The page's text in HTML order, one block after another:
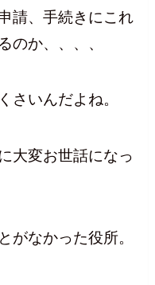
請、手続きにこれ
のか、、、、
さいんだよね。
大変お世話になっ
がなかった役所。